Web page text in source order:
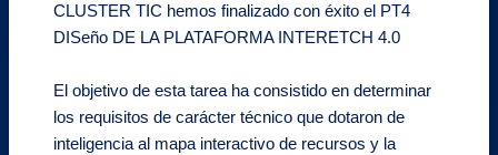
CLUSTER TIC hemos finalizado con éxito el PT4
DISeño DE LA PLATAFORMA INTERETCH 4.0
El objetivo de esta tarea ha consistido en determinar
los requisitos de carácter técnico que dotaron de
inteligencia al mapa interactivo de recursos y la